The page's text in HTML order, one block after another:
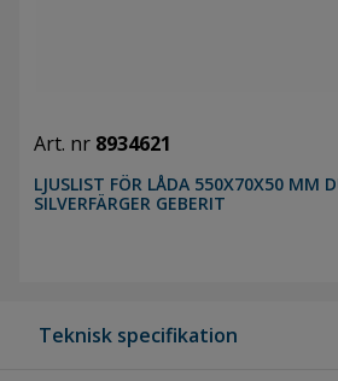
Art. nr 8934621
LJUSLIST FÖR LÅDA 550X70X50 MM
SILVERFÄRGER GEBERIT
Teknisk specifikation